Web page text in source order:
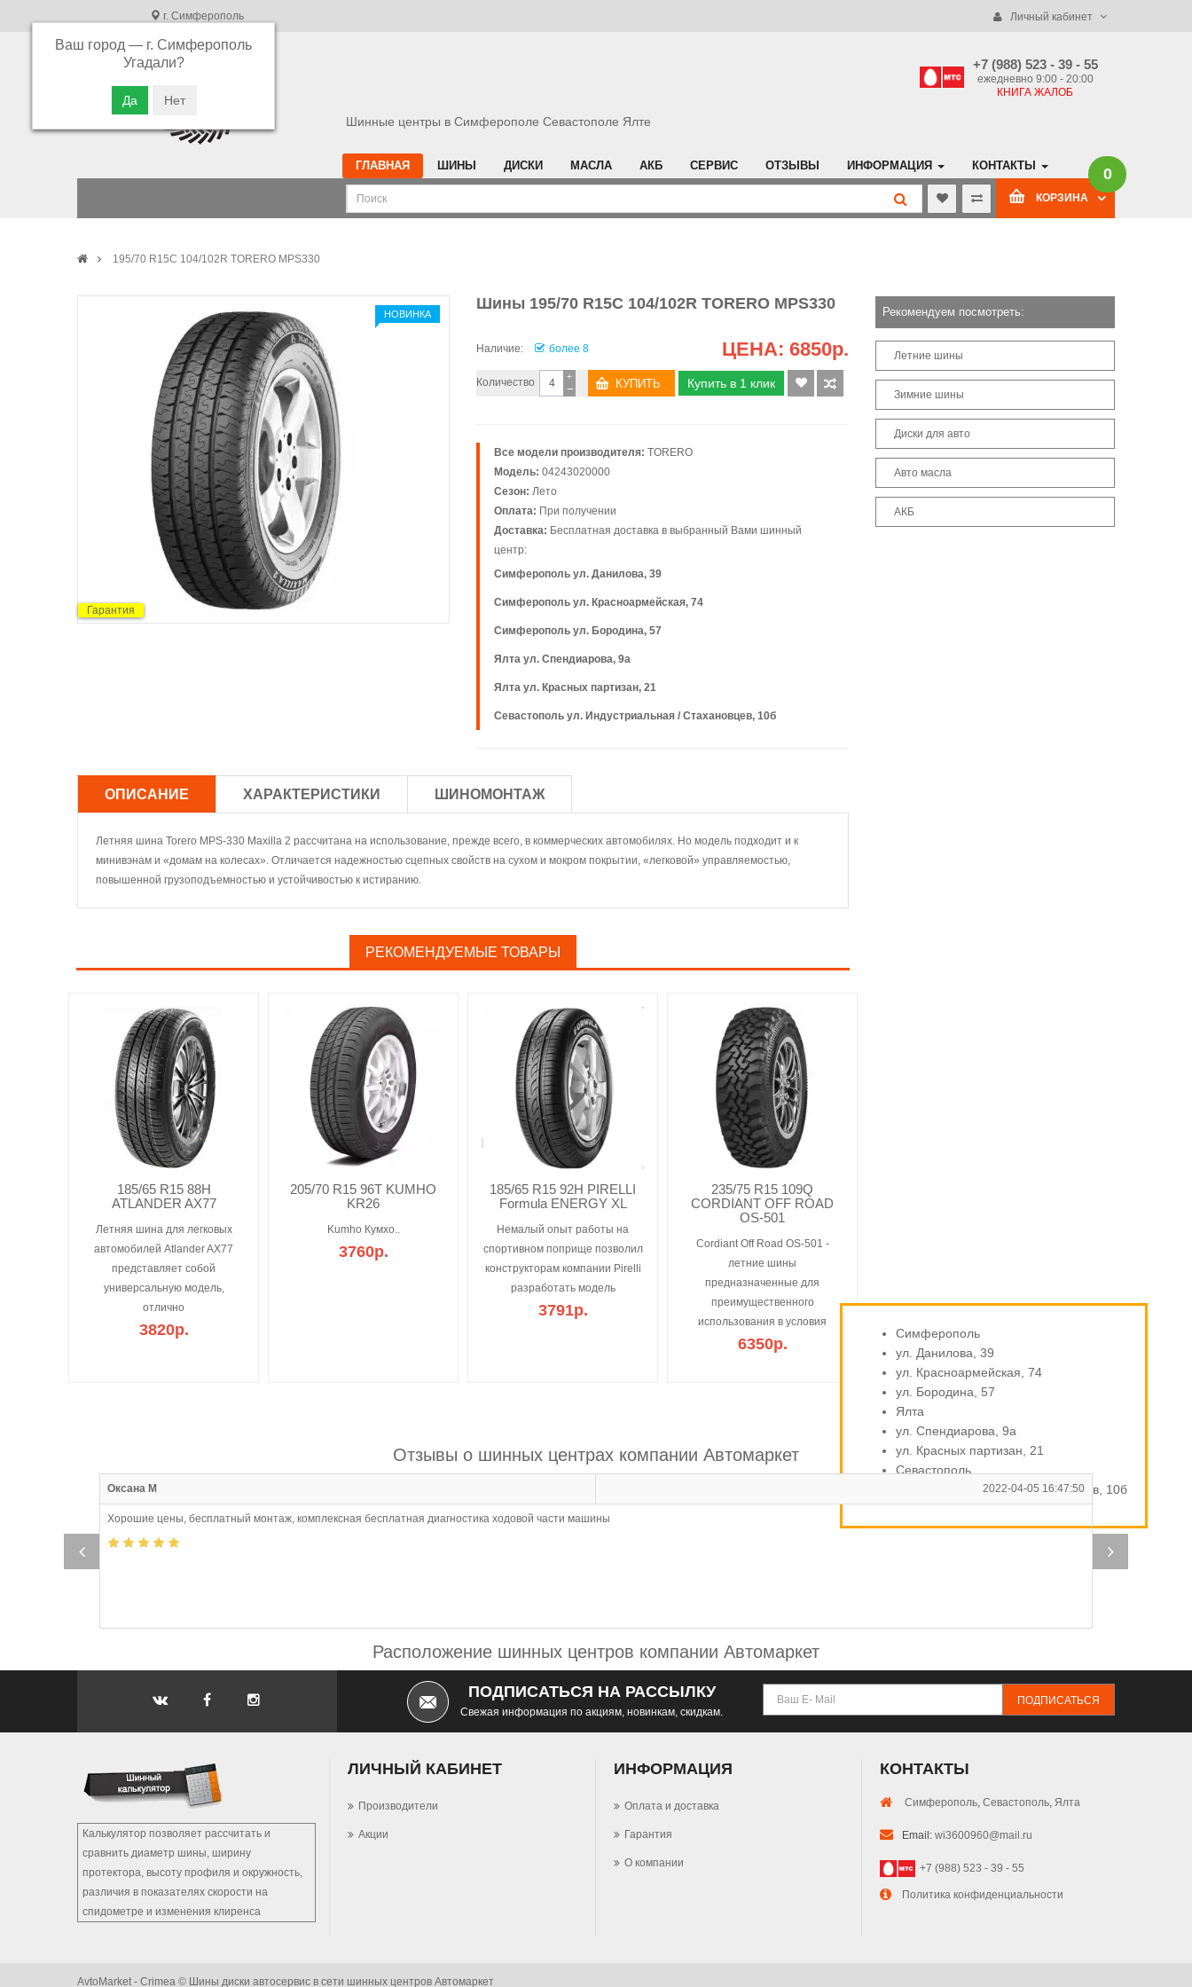
г. Симферополь
Ваш город — г. Симферополь
Угадали?
В связи с высокой загрузкой операторов
Приносим свои извинения
Личный кабинет
Шинные центры в Симферополе Севастополе Ялте
+7 (988) 523 - 39 - 55
ежедневно 9:00 - 20:00
КНИГА ЖАЛОБ
ГЛАВНАЯ ШИНЫ ДИСКИ МАСЛА АКБ СЕРВИС ОТЗЫВЫ ИНФОРМАЦИЯ КОНТАКТЫ
КОРЗИНА
0
195/70 R15C 104/102R TORERO MPS330
Гарантия
НОВИНКА
Шины 195/70 R15C 104/102R TORERO MPS330
Наличие: более 8 ЦЕНА: 6850р.
Количество −
+ Купить в 1 клик
Все модели производителя: TORERO
Модель: 04243020000
Сезон: Лето
Оплата: При получении
Доставка: Бесплатная доставка в выбранный Вами шинный
центр:
Симферополь ул. Данилова, 39
Симферополь ул. Красноармейская, 74
Симферополь ул. Бородина, 57
Ялта ул. Спендиарова, 9а
Ялта ул. Красных партизан, 21
Севастополь ул. Индустриальная / Стахановцев, 10б
ОПИСАНИЕ ХАРАКТЕРИСТИКИ ШИНОМОНТАЖ
Летняя шина Torero MPS-330 Maxilla 2 рассчитана на использование, прежде всего, в коммерческих автомобилях. Но модель подходит и к
минивэнам и «домам на колесах». Отличается надежностью сцепных свойств на сухом и мокром покрытии, «легковой» управляемостью,
повышенной грузоподъемностью и устойчивостью к истиранию.
РЕКОМЕНДУЕМЫЕ ТОВАРЫ
185/65 R15 88H
ATLANDER AX77
Летняя шина для легковых
автомобилей Atlander AX77
представляет собой
универсальную модель,
отлично
3820р.
205/70 R15 96T KUMHO
KR26
Kumho Кумхо..
3760р.
185/65 R15 92H PIRELLI
Formula ENERGY XL
Немалый опыт работы на
спортивном поприще позволил
конструкторам компании Pirelli
разработать модель
3791р.
235/75 R15 109Q
CORDIANT OFF ROAD
OS-501
Cordiant Off Road OS-501 -
летние шины
предназначенные для
преимущественного
использования в условия
6350р.
Рекомендуем посмотреть:
Летние шины
Зимние шины
Диски для авто
Авто масла
АКБ
Отзывы о шинных центрах компании Автомаркет
Оксана М 2022-04-05 16:47:50
Хорошие цены, бесплатный монтаж, комплексная бесплатная диагностика ходовой части машины
Расположение шинных центров компании Автомаркет
Симферополь
ул. Данилова, 39
ул. Красноармейская, 74
ул. Бородина, 57
Ялта
ул. Спендиарова, 9а
ул. Красных партизан, 21
Севастополь
ул. Индустриальная / Стахановцев, 10б
ПОДПИСАТЬСЯ НА РАССЫЛКУ
Свежая информация по акциям, новинкам, скидкам.
ПОДПИСАТЬСЯ
Калькулятор позволяет рассчитать и
сравнить диаметр шины, ширину
протектора, высоту профиля и окружность,
различия в показателях скорости на
спидометре и изменения клиренса
ЛИЧНЫЙ КАБИНЕТ
Производители
Акции
ИНФОРМАЦИЯ
Оплата и доставка
Гарантия
О компании
КОНТАКТЫ
Симферополь, Севастополь, Ялта
Email: wi3600960@mail.ru
+7 (988) 523 - 39 - 55
Политика конфиденциальности
AvtoMarket - Crimea © Шины диски автосервис в сети шинных центров Автомаркет